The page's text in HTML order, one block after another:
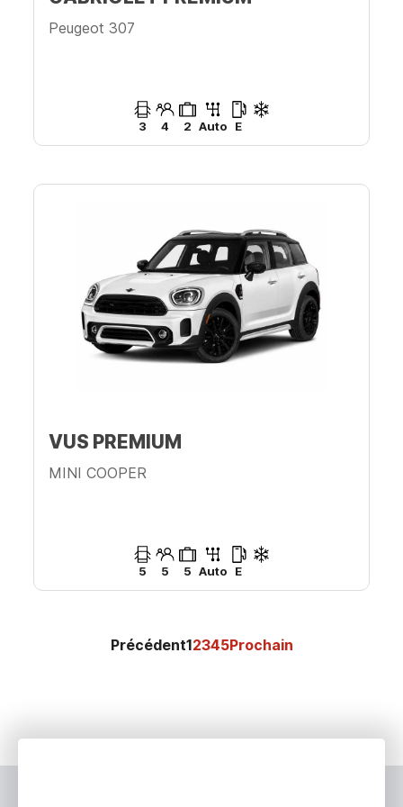
Peugeot 307
3 4 2 Auto E
VUS PREMIUM
MINI COOPER
5 5 5 Auto E
Précédent12345Prochain